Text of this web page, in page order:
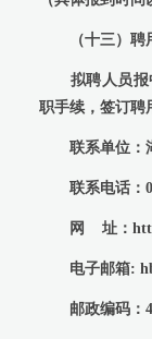
（十三）聘
拟聘人员报中
职手续，签订聘
联系单位：
联系电话：
网 址：
电子邮箱:
邮政编码：